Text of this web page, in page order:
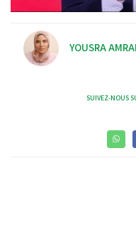
YOUSRA
SUIVEZ-NOUS